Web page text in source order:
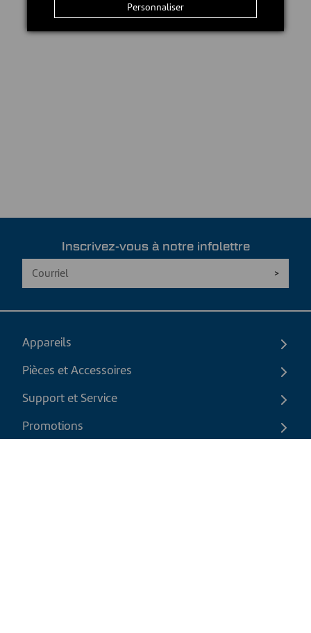
Inscrivez-vous à notre infolettre
Appareils
Pièces et Accessoires
Support et Service
Promotions
Personnaliser